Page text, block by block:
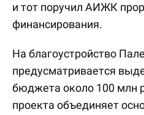
и тот поручил АИЖК
финансирования.
На благоустройство
предусматривается
бюджета около 100 млн
проекта объединяет